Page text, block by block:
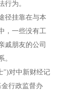
行为。
径挂靠在与本
，一些没有工
戚朋友的公司
。
")对中新财经记
金行政监督办